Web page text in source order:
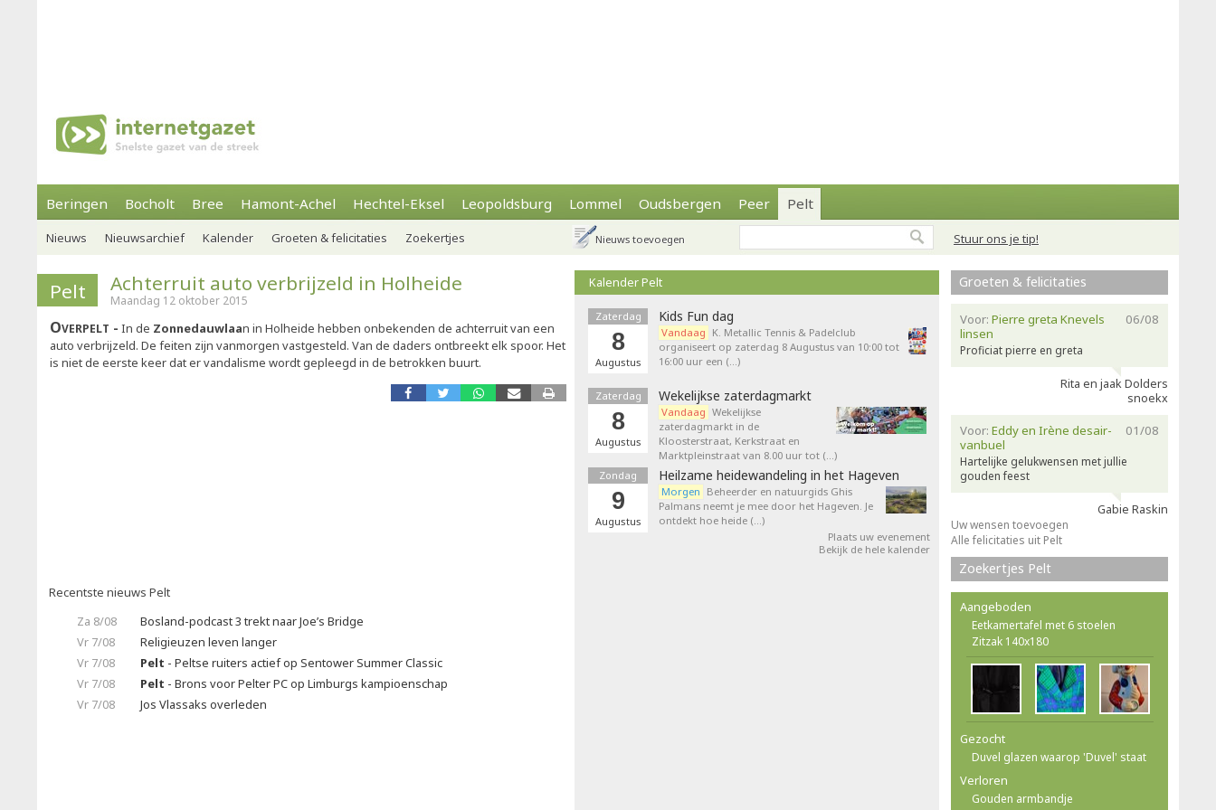
Beringen Bocholt Bree Hamont-Achel Hechtel-Eksel Leopoldsburg Lommel Oudsbergen Peer Pelt
Stuur ons je tip!
Nieuws Nieuwsarchief Kalender Groeten & felicitaties Zoekertjes Nieuws toevoegen
Pelt Achterruit auto verbrijzeld in Holheide
Maandag 12 oktober 2015
Overpelt In de Zonnedauwlaan in Holheide hebben onbekenden de achterruit van een
auto verbrijzeld. De feiten zijn vanmorgen vastgesteld. Van de daders ontbreekt elk spoor. Het
is niet de eerste keer dat er vandalisme wordt gepleegd in de betrokken buurt.
Recentste nieuws Pelt
Za 8/08
Bosland-podcast 3 trekt naar Joe’s Bridge
Vr 7/08
Religieuzen leven langer
Vr 7/08
Pelt - Peltse ruiters actief op Sentower Summer Classic
Vr 7/08
Pelt - Brons voor Pelter PC op Limburgs kampioenschap
Vr 7/08
Jos Vlassaks overleden
Kalender Pelt
Zaterdag
8
Augustus
Kids Fun dag
Vandaag K. Metallic Tennis & Padelclub
organiseert op zaterdag 8 Augustus van 10:00 tot
16:00 uur een (…)
Zaterdag
8
Augustus
Wekelijkse zaterdagmarkt
Vandaag Wekelijkse
zaterdagmarkt in de
Kloosterstraat, Kerkstraat en
Marktpleinstraat van 8.00 uur tot (…)
Zondag
9
Augustus
Heilzame heidewandeling in het Hageven
Morgen Beheerder en natuurgids Ghis
Palmans neemt je mee door het Hageven. Je
ontdekt hoe heide (…)
Plaats uw evenement
Bekijk de hele kalender
Groeten & felicitaties
06/08
Voor: Pierre greta Knevels
linsen
Proficiat pierre en greta
Rita en jaak Dolders
snoekx
01/08
Voor: Eddy en Irène desair-
vanbuel
Hartelijke gelukwensen met jullie
gouden feest
Gabie Raskin
Uw wensen toevoegen
Alle felicitaties uit Pelt
Zoekertjes Pelt
Aangeboden
Eetkamertafel met 6 stoelen
Zitzak 140x180
Gezocht
Duvel glazen waarop 'Duvel' staat
Verloren
Gouden armbandje